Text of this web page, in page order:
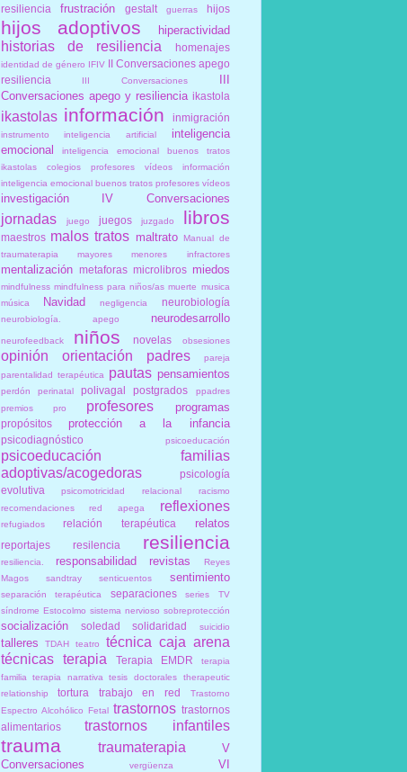
resiliencia
frustración gestalt guerras hijos
hijos adoptivos hiperactividad
historias de resiliencia homenajes
identidad de género IFIV II Conversaciones apego
resiliencia
III Conversaciones
III
Conversaciones apego y resiliencia ikastola
ikastolas información inmigración
instrumento inteligencia artificial
inteligencia
emocional
inteligencia emocional buenos tratos
ikastolas colegios profesores vídeos información
inteligencia emocional buenos tratos profesores vídeos
investigación IV Conversaciones
jornadas juego juegos juzgado libros
maestros malos tratos maltrato Manual de
traumaterapia
mayores menores infractores
mentalización metaforas microlibros miedos
mindfulness mindfulness para niños/as muerte musica
música
Navidad negligencia neurobiología
neurobiología. apego neurodesarrollo
neurofeedback niños novelas obsesiones
opinión orientación padres
pareja
parentalidad terapéutica
pautas pensamientos
perdón perinatal polivagal postgrados
ppadres
premios
pro profesores programas
propósitos protección a la infancia
psicodiagnóstico psicoeducación
psicoeducación familias
adoptivas/acogedoras
psicología
evolutiva
psicomotricidad relacional
racismo
recomendaciones
red apega reflexiones
refugiados relación terapéutica relatos
reportajes resilencia resiliencia
resiliencia. responsabilidad revistas
Reyes
Magos
sandtray senticuentos sentimiento
separación terapéutica separaciones
series TV
síndrome Estocolmo sistema nervioso sobreprotección
socialización soledad solidaridad suicidio
talleres TDAH teatro
técnica caja arena
técnicas
terapia Terapia EMDR
terapia
familia
terapia narrativa tesis doctorales
therapeutic
relationship
tortura trabajo en red
Trastorno
Espectro Alcohólico Fetal trastornos trastornos
alimentarios
trastornos infantiles
trauma traumaterapia
V
Conversaciones
vergüenza
VI